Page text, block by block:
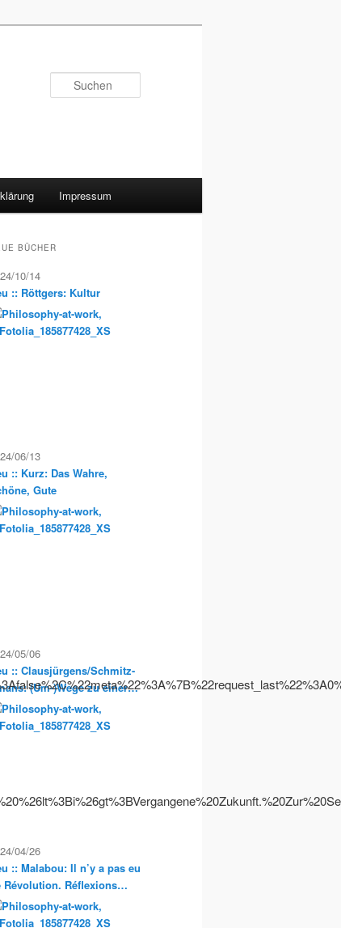
Impressum
BÜCHER
10/14
:: Röttgers: Kultur
06/13
:: Kurz: Das Wahre,
Gute
05/06
:: Clausjürgens/Schmitz-
(Um-)Wege zu einer
der
Philosophische
04/26
:: Malabou: Il n’y a pas eu
Révolution. Réflexions
sur la propriété et
servile en France